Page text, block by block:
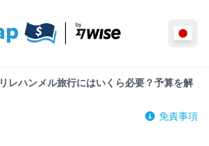
リレハンメル旅行にはいくら必要？予算を解
免責事項